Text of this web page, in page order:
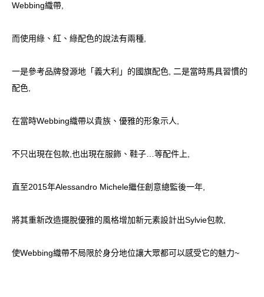
Webbing織帶,
而使用綠、紅、綠配色的說法有兩種,
一是參考品牌發源地「義大利」的國旗配色, 二是當時馬具習慣的
配色,
在當時Webbing織帶以貴族、優雅的形象示人,
不只出現在包款,也出現在服飾、鞋子…等配件上,
直至2015年Alessandro Michele繼任創意總監後一年,
將其重新改造擺脫優雅的風格增加新元素設計出Sylvie包款,
使Webbing織帶不局限於身分地位讓大眾都可以感受它的魅力~